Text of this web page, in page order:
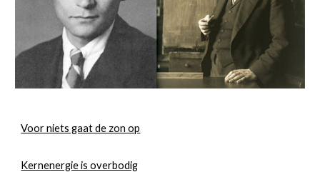
Voor niets gaat de zon op
Kernenergie is overbodig